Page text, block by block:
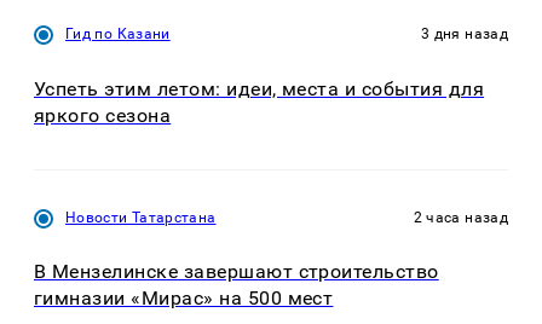
Гид по Казани 3 дня назад
Успеть этим летом: идеи, места и события для
яркого сезона
Новости Татарстана 2 часа назад
В Мензелинске завершают строительство
гимназии «Мирас» на 500 мест